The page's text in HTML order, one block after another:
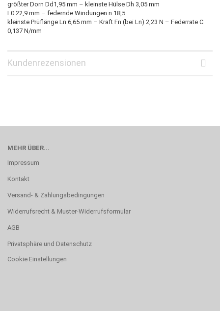
größter Dorn Dd1,95 mm – kleinste Hülse Dh 3,05 mm
L0 22,9 mm – federnde Windungen n 18,5
kleinste Prüflänge Ln 6,65 mm – Kraft Fn (bei Ln) 2,23 N – Federrate C
0,137 N/mm
Kundenrezensionen
MEHR ÜBER...
Impressum
Kontakt
Versand- & Zahlungsbedingungen
Widerrufsrecht & Muster-Widerrufsformular
AGB
Privatsphäre und Datenschutz
Cookie Einstellungen